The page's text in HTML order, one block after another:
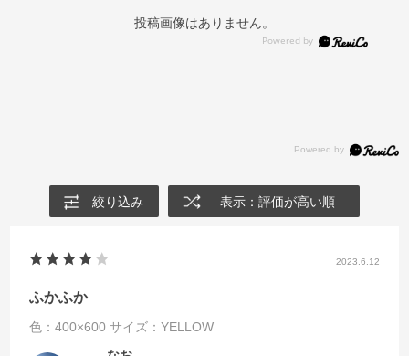
投稿画像はありません。
絞り込み 表示：評価が高い順
2023.6.12
ふかふか
色：400×600 サイズ：YELLOW